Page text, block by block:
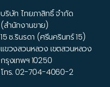
บริษัท ไทยภาสิทธิ์ จำกัด
(สำนักงานขาย)
15 ซ.รินรดา (ศรีนครินทร์ 15)
แขวงสวนหลวง เขตสวนหลวง
กรุงเทพฯ 10250
โทร.02-704-4060-2